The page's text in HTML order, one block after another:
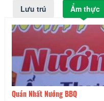
Lưu trú Ẩm thực
Quán Nhất Nướng BBQ